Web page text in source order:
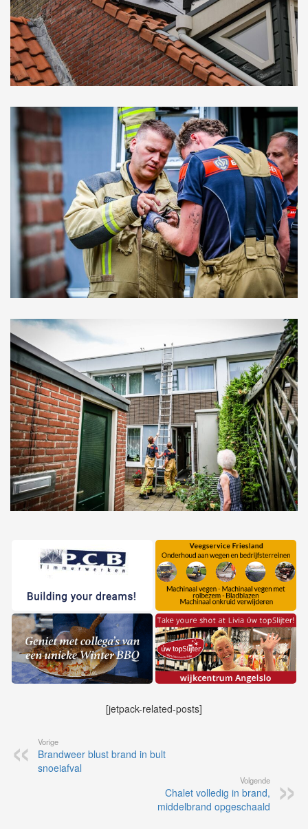
[jetpack-related-posts]
Vorige
Brandweer blust brand in bult
snoeiafval
Volgende
Chalet volledig in brand,
middelbrand opgeschaald